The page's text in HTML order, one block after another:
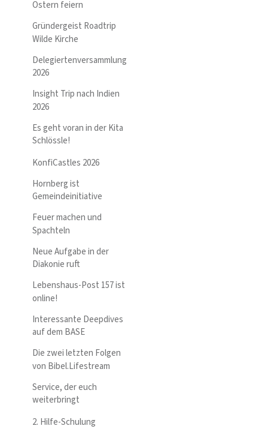
Ostern feiern
Gründergeist Roadtrip
Wilde Kirche
Delegiertenversammlung
2026
Insight Trip nach Indien
2026
Es geht voran in der Kita
Schlössle!
KonfiCastles 2026
Hornberg ist
Gemeindeinitiative
Feuer machen und
Spachteln
Neue Aufgabe in der
Diakonie ruft
Lebenshaus-Post 157 ist
online!
Interessante Deepdives
auf dem BASE
Die zwei letzten Folgen
von Bibel.Lifestream
Service, der euch
weiterbringt
2. Hilfe-Schulung